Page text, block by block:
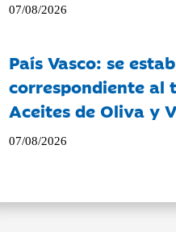
07/08/2026
País Vasco: se
correspondiente al
Aceites de Oliva y
07/08/2026